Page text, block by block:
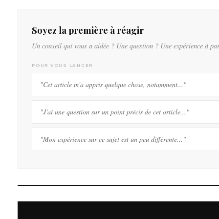
Soyez la première à réagir
Un conseil qui vous a aidée ? Une question ? Une expérience à
POUR VOUS LANCER
"Cet article m'a appris quelque chose, notamment..."
"J'ai une question sur un point précis de cet article..."
"Mon expérience sur ce sujet est un peu différente..."